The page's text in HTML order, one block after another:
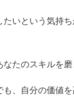
たいという気持
なたのスキルを
も、自分の価値